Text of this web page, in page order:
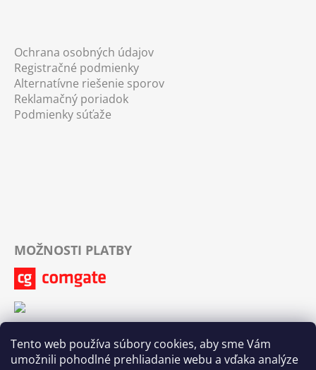
Tento web používa súbory cookies, aby sme Vám
umožnili pohodlné prehliadanie webu a vďaka analýze
Ochrana osobných údajov
Registračné podmienky
Alternatívne riešenie sporov
Reklamačný poriadok
Podmienky súťaže
MOŽNOSTI PLATBY